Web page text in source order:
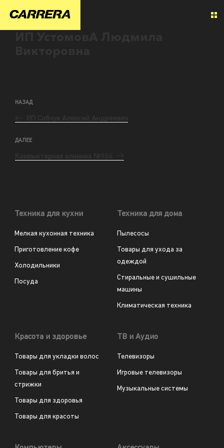
НАЗАД
ДАЛЕЕ
Техника для кухни
Мелкая кухонная техника
Приготовление кофе
Холодильники
Посуда
Техника для дома
Пылесосы
Товары для ухода за
одеждой
Стиральные и сушильные
машины
Климатическая техника
Красота и здоровье
Товары для укладки волос
Товары для бритья и
стрижки
Товары для здоровья
Товары для красоты
ТВ и Аудио
Телевизоры
Игровые телевизоры
Музыкальные системы